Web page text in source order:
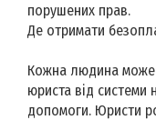
порушених прав.
Де отримати
Кожна людина може
юриста від системи
допомоги. Юристи